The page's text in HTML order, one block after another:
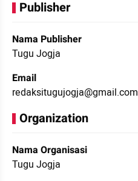
Publisher
Nama Publisher
Tugu Jogja
Email
redaksitugujogja@gmail.com
Organization
Nama Organisasi
Tugu Jogja